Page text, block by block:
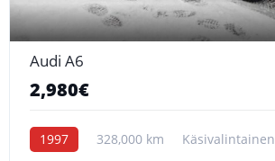
Audi A6
2,980€
1997 328,000 km Käsivalintainen